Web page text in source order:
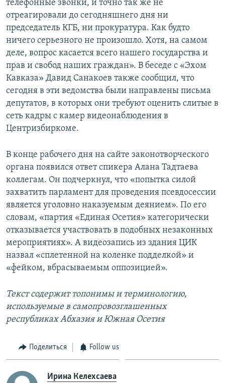
телефонные звонки, и точно так же не
отреагировали до сегодняшнего дня ни
председатель КГБ, ни прокуратура. Как будто
ничего серьезного не произошло. Хотя, на самом
деле, вопрос касается всего нашего государства и
прав и свобод наших граждан». В беседе с «Эхом
Кавказа» Давид Санакоев также сообщил, что
сегодня в эти ведомства были направлены письма
депутатов, в которых они требуют оценить слитые в
сеть кадры с камер видеонаблюдения в
Центризбиркоме.
В конце рабочего дня на сайте законотворческого
органа появился ответ спикера Алана Тадтаева
коллегам. Он подчеркнул, что «попытка силой
захватить парламент для проведения псевдосессии
является уголовно наказуемым деянием». По его
словам, «партия «Единая Осетия» категорически
отказывается участвовать в подобных незаконных
мероприятиях». А видеозапись из здания ЦИК
назвал «сплетенной на коленке подделкой» и
«фейком, вбрасываемым оппозицией».
Текст содержит топонимы и терминологию,
используемые в самопровозглашенных
республиках Абхазия и Южная Осетия
Поделиться Follow us
Ирина Келехсаева